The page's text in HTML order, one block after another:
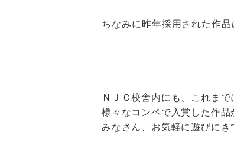
ちなみに昨年採用された作
ＮＪＣ校舎内にも、これまで
様々なコンペで入賞した作品
みなさん、お気軽に遊びにき